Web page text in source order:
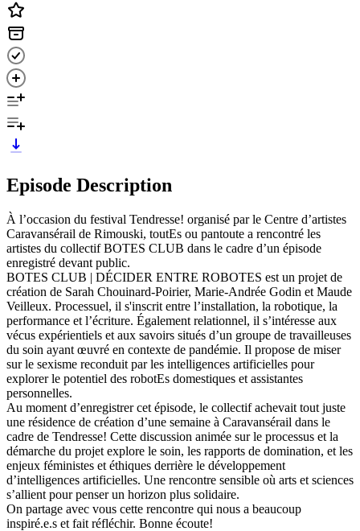
Episode Description
À l’occasion du festival Tendresse! organisé par le Centre d’artistes
Caravansérail de Rimouski, toutEs ou pantoute a rencontré les
artistes du collectif BOTES CLUB dans le cadre d’un épisode
enregistré devant public.
BOTES CLUB | DÉCIDER ENTRE ROBOTES est un projet de
création de Sarah Chouinard-Poirier, Marie-Andrée Godin et Maude
Veilleux. Processuel, il s'inscrit entre l’installation, la robotique, la
performance et l’écriture. Également relationnel, il s’intéresse aux
vécus expérientiels et aux savoirs situés d’un groupe de travailleuses
du soin ayant œuvré en contexte de pandémie. Il propose de miser
sur le sexisme reconduit par les intelligences artificielles pour
explorer le potentiel des robotEs domestiques et assistantes
personnelles.
Au moment d’enregistrer cet épisode, le collectif achevait tout juste
une résidence de création d’une semaine à Caravansérail dans le
cadre de Tendresse! Cette discussion animée sur le processus et la
démarche du projet explore le soin, les rapports de domination, et les
enjeux féministes et éthiques derrière le développement
d’intelligences artificielles. Une rencontre sensible où arts et sciences
s’allient pour penser un horizon plus solidaire.
On partage avec vous cette rencontre qui nous a beaucoup
inspiré.e.s et fait réfléchir. Bonne écoute!